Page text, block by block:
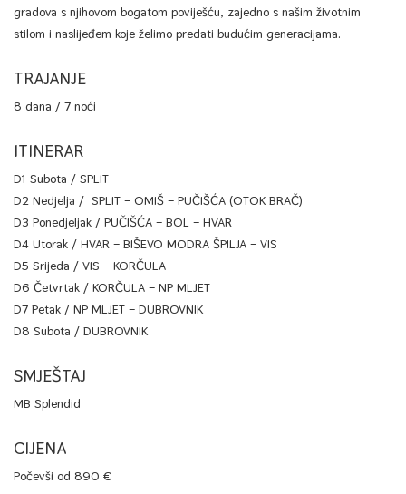
gradova s ​​njihovom bogatom poviješću, zajedno s našim životnim
stilom i naslijeđem koje želimo predati budućim generacijama.
TRAJANJE
8 dana / 7 noći
ITINERAR
D1 Subota / SPLIT
D2 Nedjelja / SPLIT – OMIŠ – PUČIŠĆA (OTOK BRAČ)
D3 Ponedjeljak / PUČIŠĆA – BOL – HVAR
D4 Utorak / HVAR – BIŠEVO MODRA ŠPILJA – VIS
D5 Srijeda / VIS – KORČULA
D6 Četvrtak / KORČULA – NP MLJET
D7 Petak / NP MLJET – DUBROVNIK
D8 Subota / DUBROVNIK
SMJEŠTAJ
MB Splendid
CIJENA
Počevši od 890 €